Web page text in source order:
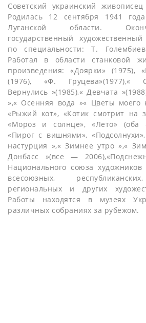
Советский украинский
Родилась 12 сентября 1941
Луганской области.
государственный
по специальности: Т.
Работал в области станковой
произведения: «Доярки» (1975),
(1976), «Ф. Груцева»(1977),«
Вернулись »(1985),« Девчата
»,« Осенняя вода »« Цветы моего
«Рыжий кот», «Котик смотрит на
«Мороз и солнце», «Лето»
«Пирог с вишнями»,
настурция »,« Зимнее утро »,«
Донбасс »(все —
Национального союза
всесоюзных,
региональных и других
Работы находятся в музеях
различных собраниях за рубежом.